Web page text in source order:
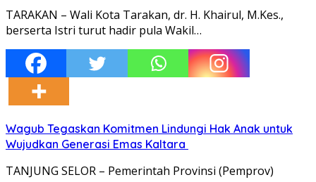
TARAKAN – Wali Kota Tarakan, dr. H. Khairul, M.Kes.,
berserta Istri turut hadir pula Wakil…
Wagub Tegaskan Komitmen Lindungi Hak Anak untuk
Wujudkan Generasi Emas Kaltara
TANJUNG SELOR – Pemerintah Provinsi (Pemprov)